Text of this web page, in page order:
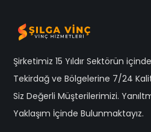
Şirketimiz 15 Yıldır Sektörün
Tekirdağ ve Bölgelerine 7/24
Siz Değerli Müşterilerimizi.
Yaklaşım İçinde Bulunmaktayız.